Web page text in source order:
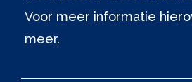
Voor meer informatie
meer.